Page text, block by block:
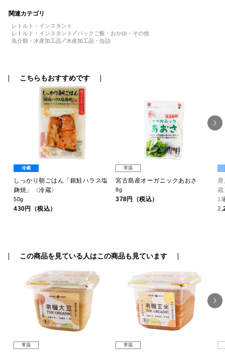
関連カテゴリ
レトルト・インスタント
レトルト・インスタント
パックご飯・おかゆ・その他
魚介類・水産加工品
水産加工品・缶詰
こちらもおすすめです
冷蔵
しっかり朝ごはん「銀鮭ハラス塩
麹焼」〈冷蔵〉
50g
430円（税込）
常温
宮古島産オーガニックあおさ
8g
378円（税込） 1
この商品を見ている人はこの商品も見ています
常温 常温